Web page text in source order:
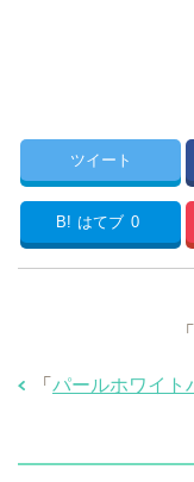
ツイート
B! はてブ 0
「
「 パールホワイト